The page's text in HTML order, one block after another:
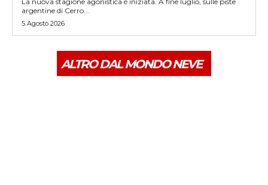
argentine di Cerro...
5 Agosto 2026
ALTRO DAL MONDO NEVE